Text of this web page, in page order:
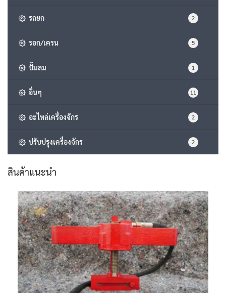
รถยก 2
รอก/เครน 5
ปั๊มลม 1
อื่นๆ 11
อะไหล่เครื่องจักร 2
ปรับปรุงเครื่องจักร 2
สินค้าแนะนำ